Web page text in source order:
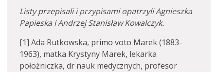
Listy przepisali i przypisami opatrzyli Agnieszka
Papieska i Andrzej Stanisław Kowalczyk.
[1] Ada Rutkowska, primo voto Marek (1883-
1963), matka Krystyny Marek, lekarka
położniczka, dr nauk medycznych, profesor